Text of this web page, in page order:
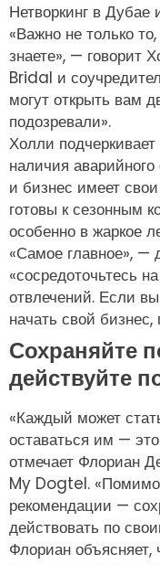
Нетворкинг в
«Важно не только
знаете», — говорит
Bridal и
могут открыть вам
подозревали».
Холли
наличия
и бизнес имеет
готовы к сезонным
особенно в жаркое
«Самое главное», —
«сосредоточьтесь
отвлечений. Если
начать свой бизнес,
Сохраняйте
действуйте
«Каждый может
оставаться им —
отмечает Флориан
My Dogtel.
рекомендации —
действовать по
Флориан